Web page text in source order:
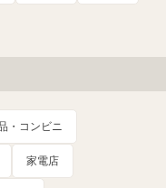
・コンビニ
家電店